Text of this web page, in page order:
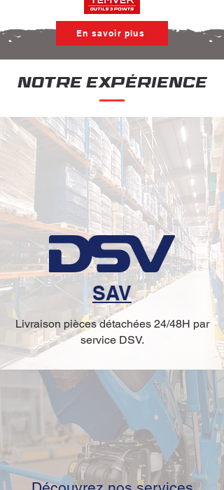
En savoir plus
Notre expérience
SAV
Livraison pièces détachées 24/48H par
service DSV.